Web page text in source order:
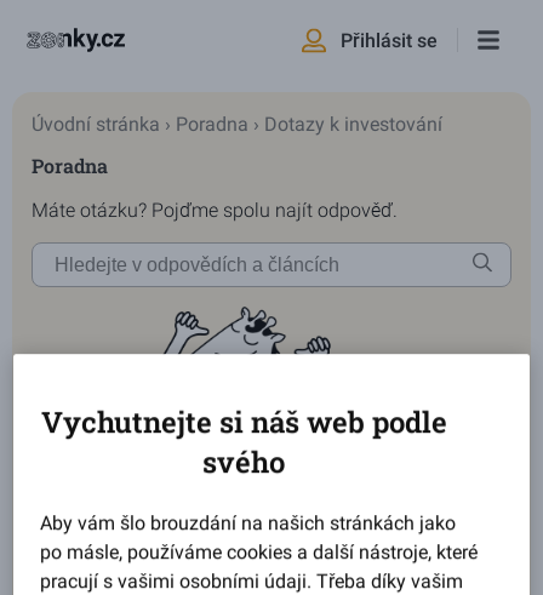
Přihlásit se
Poradna
Máte otázku? Pojďme spolu najít odpověď.
Dotazy k investování
Poradna ›
Úvodní stránka ›
Vychutnejte si náš web podle
svého
Aby vám šlo brouzdání na našich stránkách jako
po másle, používáme cookies a další nástroje, které
pracují s vašimi osobními údaji. Třeba díky vašim